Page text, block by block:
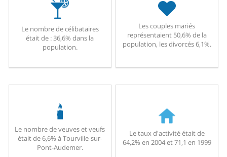
Le nombre de célibataires
était de : 36,6% dans la
population.
Les couples mariés
représentaient 50,6% de la
population, les divorcés 6,1%.
Le nombre de veuves et veufs
était de 6,6% à Tourville-sur-
Pont-Audemer.
Le taux d'activité était de
64,2% en 2004 et 71,1 en 1999